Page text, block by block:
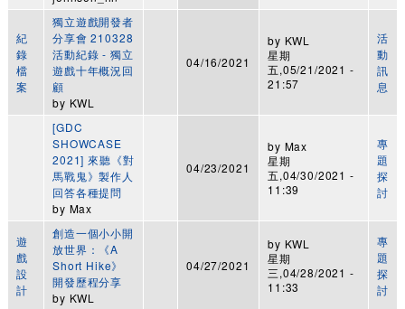
紀
錄
檔
案
獨立遊戲開發者
分享會 210328
活動紀錄 - 獨立
遊戲十年概況回
顧
by KWL
04/16/2021
by KWL
星期
五,05/21/2021 -
21:57
活
動
訊
息
[GDC
SHOWCASE
2021] 來聽《對
馬戰鬼》製作人
回答各種提問
by Max
04/23/2021
by Max
星期
五,04/30/2021 -
11:39
專
題
探
討
遊
戲
設
計
創造一個小小開
放世界：《A
Short Hike》
開發歷程分享
by KWL
04/27/2021
by KWL
星期
三,04/28/2021 -
11:33
專
題
探
討